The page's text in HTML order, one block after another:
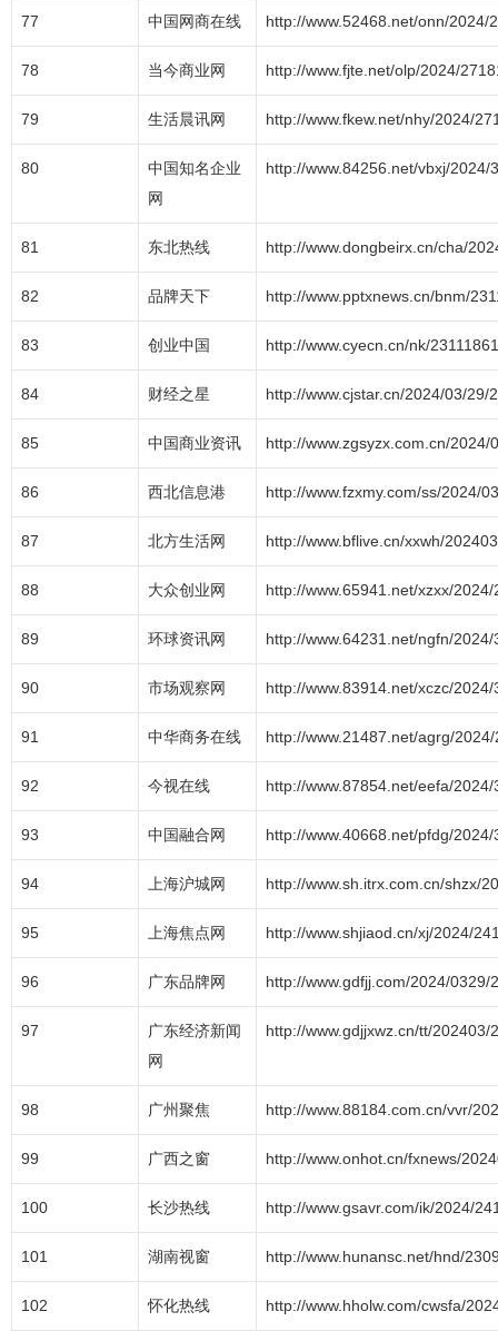
77 中国网商在线 http://www.52468.net/onn/2024/
78 当今商业网 http://www.fjte.net/olp/2024/
79 生活晨讯网 http://www.fkew.net/nhy/2024/
80
中国知名企业
网
http://www.84256.net/vbxj/2024/
81 东北热线 http://www.dongbeirx.cn/cha/
82 品牌天下 http://www.pptxnews.cn/bnm/
83 创业中国 http://www.cyecn.cn/nk/
84 财经之星 http://www.cjstar.cn/2024/03/29/
85 中国商业资讯 http://www.zgsyzx.com.cn/2024/
86 西北信息港 http://www.fzxmy.com/ss/2024/
87 北方生活网 http://www.bflive.cn/xxwh/
88 大众创业网 http://www.65941.net/xzxx/
89 环球资讯网 http://www.64231.net/ngfn/
90 市场观察网 http://www.83914.net/xczc/
91 中华商务在线 http://www.21487.net/agrg/
92 今视在线 http://www.87854.net/eefa/
93 中国融合网 http://www.40668.net/pfdg/
94 上海沪城网 http://www.sh.itrx.com.cn/shzx/
95 上海焦点网 http://www.shjiaod.cn/xj/2024/
96 广东品牌网 http://www.gdfjj.com/2024/0329/
97
广东经济新闻
网
http://www.gdjjxwz.cn/tt/202403/
98 广州聚焦 http://www.88184.com.cn/vvr/
99 广西之窗 http://www.onhot.cn/fxnews/
100 长沙热线 http://www.gsavr.com/ik/2024/
101 湖南视窗 http://www.hunansc.net/hnd/
102 怀化热线 http://www.hholw.com/cwsfa/